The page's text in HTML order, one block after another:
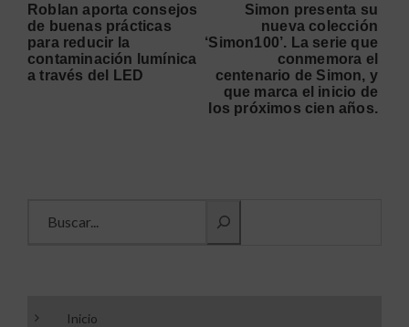
Roblan aporta consejos
de buenas prácticas
para reducir la
contaminación lumínica
a través del LED
Simon presenta su
nueva colección
‘Simon100’. La serie que
conmemora el
centenario de Simon, y
que marca el inicio de
los próximos cien años.
Inicio